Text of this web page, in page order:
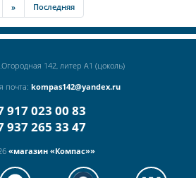
» Последняя
142, литер А1 (цоколь)
почта: kompas142@yandex.ru
917 023 00 83
937 265 33 47
«магазин «Компас»»